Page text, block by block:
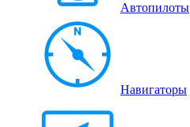
Автопилоты
Навигаторы